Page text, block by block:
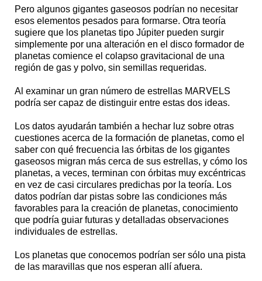
Pero algunos gigantes gaseosos podrían no necesitar
esos elementos pesados para formarse. Otra teoría
sugiere que los planetas tipo Júpiter pueden surgir
simplemente por una alteración en el disco formador de
planetas comience el colapso gravitacional de una
región de gas y polvo, sin semillas requeridas.
Al examinar un gran número de estrellas MARVELS
podría ser capaz de distinguir entre estas dos ideas.
Los datos ayudarán también a hechar luz sobre otras
cuestiones acerca de la formación de planetas, como el
saber con qué frecuencia las órbitas de los gigantes
gaseosos migran más cerca de sus estrellas, y cómo los
planetas, a veces, terminan con órbitas muy excéntricas
en vez de casi circulares predichas por la teoría. Los
datos podrían dar pistas sobre las condiciones más
favorables para la creación de planetas, conocimiento
que podría guiar futuras y detalladas observaciones
individuales de estrellas.
Los planetas que conocemos podrían ser sólo una pista
de las maravillas que nos esperan allí afuera.